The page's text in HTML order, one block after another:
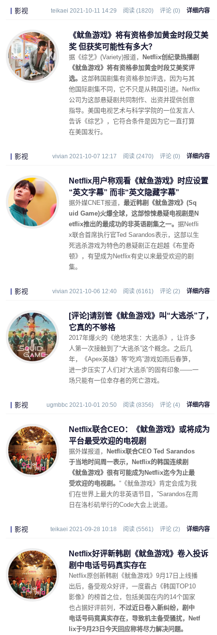
影视 teikaei 2021-10-11 14:29 阅读 (1820) 评论 (0) 详细内容
《鱿鱼游戏》将有资格参加黄金时段艾美
奖 但获奖可能性有多大？
据《综艺》(Variety)报道，
Netflix创纪录热播剧
《鱿鱼游戏》将有资格参加黄金时段艾美奖评
选。 这部韩国剧集有资格参加评选，因为与其
他国际剧集不同，它不只是从韩国引进。Netflix
公司为这部悬疑剧共同制作、出资并提供创意
指导。美国电视艺术与科学学院的一位发言人
告诉《综艺》，它符合条件是因为它一直打算
在美国发行。
影视 vivian 2021-10-07 12:17 阅读 (2470) 评论 (0) 详细内容
Netflix用户称观看《鱿鱼游戏》时应设置
“英文字幕” 而非“英文隐藏字幕”
据外媒CNET报道， 最近韩剧《鱿鱼游戏》(Sq
uid Game)火爆全球，这部惊悚悬疑电视剧是N
etflix推出的最成功的非英语剧集之一。 据Netfli
x联合首席执行官Ted Sarandos表示，这部以生
死逃杀游戏为特色的悬疑剧正在超越《布里奇
顿》，有望成为Netflix有史以来最受欢迎的剧
集。
影视 vivian 2021-10-06 12:40 阅读 (6161) 评论 (2) 详细内容
[评论]请别管《鱿鱼游戏》叫“大逃杀”了，
它真的不够格
2017年爆火的《绝地求生：大逃杀》，让许多
人第一次接触到了“大逃杀”这个概念。之后几
年，《Apex英雄》等“吃鸡”游戏如雨后春笋，
进一步压实了人们对“大逃杀”的固有印象——一
场只能有一位幸存者的死亡游戏。
影视 ugmbbc 2021-10-01 20:50 阅读 (8356) 评论 (4) 详细内容
Netflix联合CEO：《鱿鱼游戏》或将成为
平台最受欢迎的电视剧
据外媒报道，
Netflix联合CEO Ted Sarandos
于当地时间周一表示，Netflix的韩国连续剧
《鱿鱼游戏》很有可能成为Netflix迄今为止最
受欢迎的电视剧。 “《鱿鱼游戏》肯定会成为我
们在世界上最大的非英语节目，”Sarandos在周
日在洛杉矶举行的Code大会上说道。
影视 teikaei 2021-09-28 10:18 阅读 (5561) 评论 (2) 详细内容
Netflix好评新韩剧《鱿鱼游戏》卷入投诉
剧中电话号码真实存在
Netflix原创新韩剧《鱿鱼游戏》9月17日上线播
出后，备受观众好评，一度霸占《韩国TOP10
影像》的榜首之位，包括美国在内的14个国家
也占据好评前列， 不过近日卷入新纠纷，剧中
电话号码竟真实存在，导致机主备受骚扰，Netf
lix于9月23日今天回应称将尽力解决问题。